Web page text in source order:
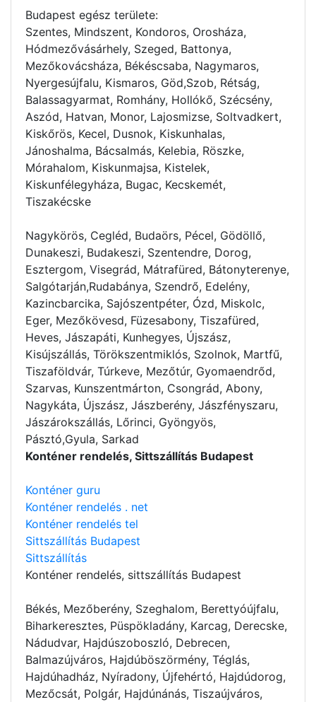
Budapest egész területe:
Szentes, Mindszent, Kondoros, Orosháza,
Hódmezővásárhely, Szeged, Battonya,
Mezőkovácsháza, Békéscsaba, Nagymaros,
Nyergesújfalu, Kismaros, Göd,Szob, Rétság,
Balassagyarmat, Romhány, Hollókő, Szécsény,
Aszód, Hatvan, Monor, Lajosmizse, Soltvadkert,
Kiskőrös, Kecel, Dusnok, Kiskunhalas,
Jánoshalma, Bácsalmás, Kelebia, Röszke,
Mórahalom, Kiskunmajsa, Kistelek,
Kiskunfélegyháza, Bugac, Kecskemét,
Tiszakécske
Nagykörös, Cegléd, Budaörs, Pécel, Gödöllő,
Dunakeszi, Budakeszi, Szentendre, Dorog,
Esztergom, Visegrád, Mátrafüred, Bátonyterenye,
Salgótarján,Rudabánya, Szendrő, Edelény,
Kazincbarcika, Sajószentpéter, Ózd, Miskolc,
Eger, Mezőkövesd, Füzesabony, Tiszafüred,
Heves, Jászapáti, Kunhegyes, Újszász,
Kisújszállás, Törökszentmiklós, Szolnok, Martfű,
Tiszaföldvár, Túrkeve, Mezőtúr, Gyomaendrőd,
Szarvas, Kunszentmárton, Csongrád, Abony,
Nagykáta, Újszász, Jászberény, Jászfényszaru,
Jászárokszállás, Lőrinci, Gyöngyös,
Pásztó,Gyula, Sarkad
Konténer rendelés, Sittszállítás Budapest
Konténer guru
Konténer rendelés . net
Konténer rendelés tel
Sittszállítás Budapest
Sittszállítás
Konténer rendelés, sittszállítás Budapest
Békés, Mezőberény, Szeghalom, Berettyóújfalu,
Biharkeresztes, Püspökladány, Karcag, Derecske,
Nádudvar, Hajdúszoboszló, Debrecen,
Balmazújváros, Hajdúböszörmény, Téglás,
Hajdúhadház, Nyíradony, Újfehértó, Hajdúdorog,
Mezőcsát, Polgár, Hajdúnánás, Tiszaújváros,